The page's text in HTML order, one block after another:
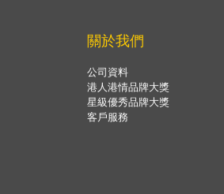
關於我們
公司資料
港人港情品牌大獎
星級優秀品牌大獎
客戶服務